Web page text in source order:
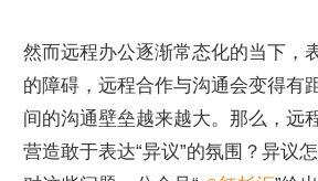
然而远程办公逐渐常态化的当下，
的障碍，远程合作与沟通会变得有
间的沟通壁垒越来越大。那么，远
营造敢于表达“异议”的氛围？异议